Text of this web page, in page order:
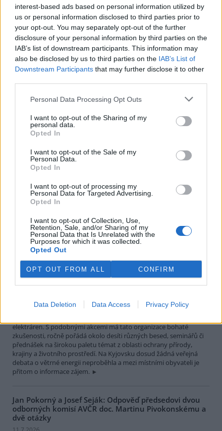
interest-based ads based on personal information utilized by
us or personal information disclosed to third parties prior to
your opt-out. You may separately opt-out of the further
disclosure of your personal information by third parties on the
IAB’s list of downstream participants. This information may
also be disclosed by us to third parties on the IAB’s List of
Downstream Participants that may further disclose it to other
Personal Data Processing Opt Outs
I want to opt-out of the Sharing of my
personal data.
Opted In
I want to opt-out of the Sale of my
Personal Data.
Opted In
I want to opt-out of processing my
Personal Data for Targeted Advertising.
Opted In
I want to opt-out of Collection, Use,
Retention, Sale, and/or Sharing of my
Personal Data that Is Unrelated with the
Purposes for which it was collected.
Opted Out
OPT OUT FROM ALL CONFIRM
Data Deletion Data Access Privacy Policy
nebo na nich stavební práce probíhají bez platných povolení.
Výsledkem je nejen nelegální vzdouvání vody a ohrožení plavby,
ale i skandální praxe, kdy je voda z koryta odváděna na stovky
metrů daleko, aby následně „jalově“ přetekla zpět bez jakéhokoli
energetického užitku
Jan Drapák: Norování lišek. Když se odbornost stává
Diskuse: 42
norování lišek se v posledních
měsících proměnila ve střet
opakovaně kritizují spolek Svoboda zvířat za emotivní kampaň,
aktivismus a manipulaci veřejnosti. Zároveň však ve svých článcích
i na sociálních sítích často používají obdobné komunikační
jejich argumentace mnohdy stojí na zjednodušeních, zavádějících
tvrzeních nebo vytržených příkladech.
Zuzana Veverková: Jak nám dezoláti s píšťalkami
ukončili panelovou diskuzi o větrných elektrárnách
ještě před jejím začátkem
13.7.2026
Měsíc pečlivých příprav týmu
organizátorů a šesti odborníků
organizace Český svaz
ochránců přírody Kyjov připravila na čtvrteční odpoledne v Kyjově
elektráren. S podobnými akcemi má tato organizace bohaté
zkušenosti, ročně pořádá okolo desíti různých besed, seminářů či
přednášek na širokou paletu témat z oblasti ochrany přírody,
krajiny a životního prostředí. Na Kyjovsku dosud žádná veřejná
debata o větrné energii neproběhla a mezi místními obyvateli je
přitom o informace zájem.
Jan Pokorný a Josef Seják: Odpověď předsedovi dvou
odborných komisí AVČR doc. Martinu Pivokonskému a
dvě otázky